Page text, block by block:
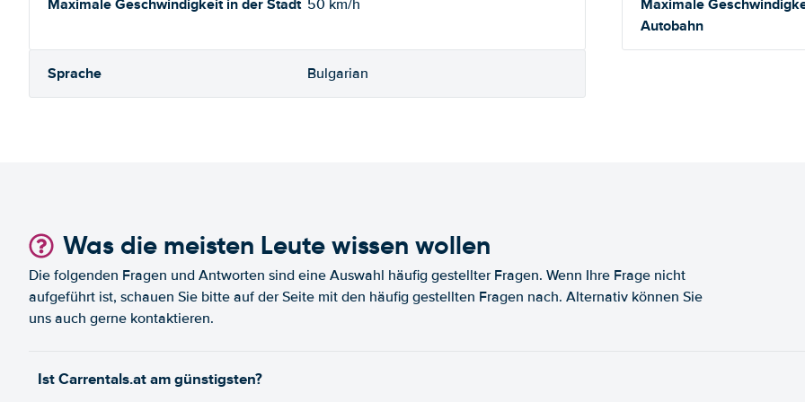
50 km/h
Autobahn
Sprache Bulgarian
Was die meisten Leute wissen wollen
Die folgenden Fragen und Antworten sind eine Auswahl häufig gestellter Fragen. Wenn Ihre Frage nicht
aufgeführt ist, schauen Sie bitte auf der Seite mit den häufig gestellten Fragen nach. Alternativ können Sie
uns auch gerne kontaktieren.
Ist Carrentals.at am günstigsten?